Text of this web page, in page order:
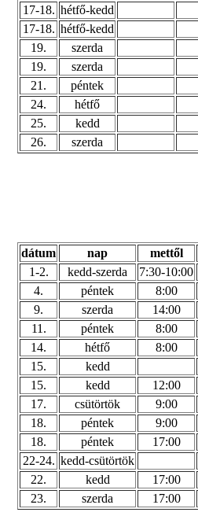
17-18. hétfő-kedd
17-18. hétfő-kedd
19.
szerda
19.
szerda
21. péntek
24.
hétfő
25.
kedd
26.
szerda
dátum nap mettől
1-2.
kedd-szerda 7:30-10:00
4.
péntek 8:00
9.
szerda 14:00
11.
péntek 8:00
14.
hétfő 8:00
15.
kedd
15.
kedd 12:00
17.
csütörtök 9:00
18.
péntek 9:00
18.
péntek 17:00
22-24. kedd-csütörtök
22.
kedd 17:00
23.
szerda 17:00